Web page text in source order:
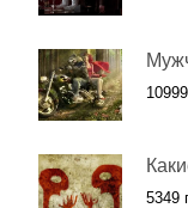
5349